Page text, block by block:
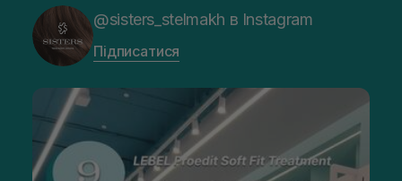
@sisters_stelmakh в Instagram
Підписатися